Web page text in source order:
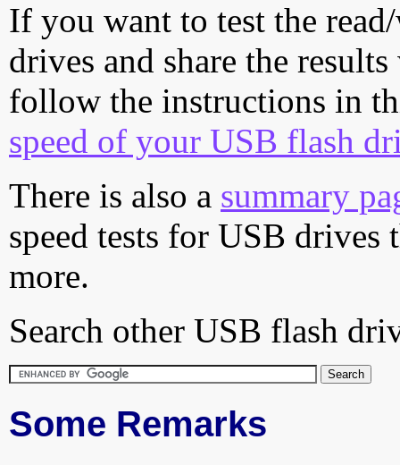
If you want to test the
drives and share the
follow the instructions in
speed of your USB flash
There is also a summary
speed tests for USB drives
more.
Search other USB flash
Some Remarks